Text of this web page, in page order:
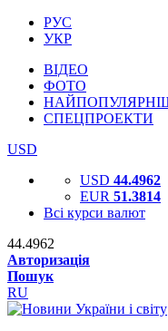
РУС
УКР
ВІДЕО
ФОТО
СПЕЦПРОЕКТИ
USD
USD 44.4962
EUR 51.3814
Всі курси валют
44.4962
Авторизація
Пошук
RU